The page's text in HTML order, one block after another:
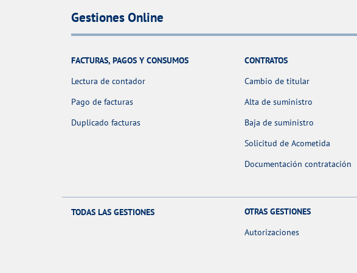
Gestiones Online
FACTURAS, PAGOS Y CONSUMOS
Lectura de contador
Pago de facturas
Duplicado facturas
CONTRATOS
Cambio de titular
Alta de suministro
Baja de suministro
Solicitud de Acometida
Documentación contratación
TODAS LAS GESTIONES
OTRAS GESTIONES
Autorizaciones